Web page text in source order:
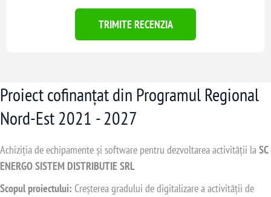
TRIMITE RECENZIA
Proiect cofinanțat din Programul Regional
Nord-Est 2021 - 2027
Achiziția de echipamente și software pentru dezvoltarea activității laSC
ENERGO SISTEM DISTRIBUTIE SRL
Scopul proiectului: Creșterea gradului de digitalizare a activității de